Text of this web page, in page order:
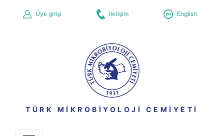
Üye girişi İletişim English
TÜRK MİKROBİYOLOJİ CEMİYETİ